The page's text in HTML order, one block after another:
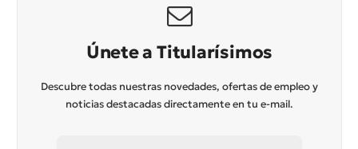
Únete a Titularísimos
Descubre todas nuestras novedades, ofertas de empleo y
noticias destacadas directamente en tu e-mail.